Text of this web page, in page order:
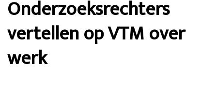
Onderzoeksrechters
vertellen op VTM over
werk